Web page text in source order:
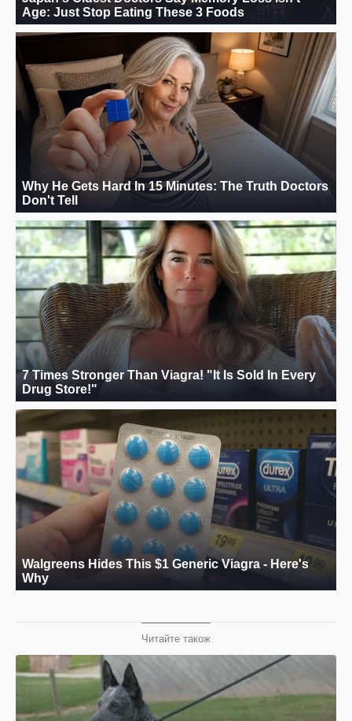
Читайте також